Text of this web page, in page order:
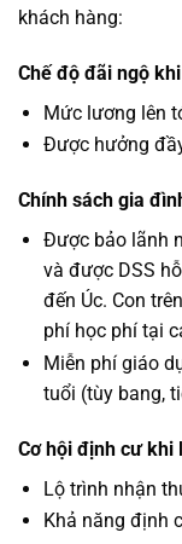
khách hàng:
Chế độ đãi ngộ
Mức lương lên
Được hưởng
Chính sách gia
Được bảo lãnh
và được DSS
đến Úc. Con
phí học phí tại
Miễn phí giáo
tuổi (tùy bang,
Cơ hội định cư khi
Lộ trình nhận
Khả năng định